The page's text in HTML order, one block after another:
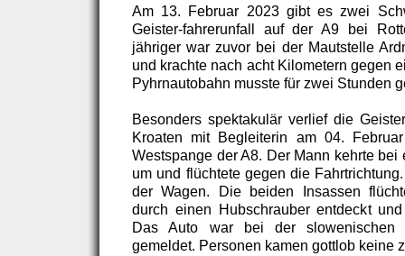
Am 13. Februar 2023 gibt es zwei
Geister-fahrerunfall auf der A9 bei
jähriger war zuvor bei der Mautstelle
und krachte nach acht Kilometern gegen
Pyhrnautobahn musste für zwei Stunden
Besonders spektakulär verlief die
Kroaten mit Begleiterin am 04.
Westspange der A8. Der Mann kehrte bei
um und flüchtete gegen die
der Wagen. Die beiden Insassen
durch einen Hubschrauber entdeckt
Das Auto war bei der slowenischen
gemeldet. Personen kamen gottlob keine